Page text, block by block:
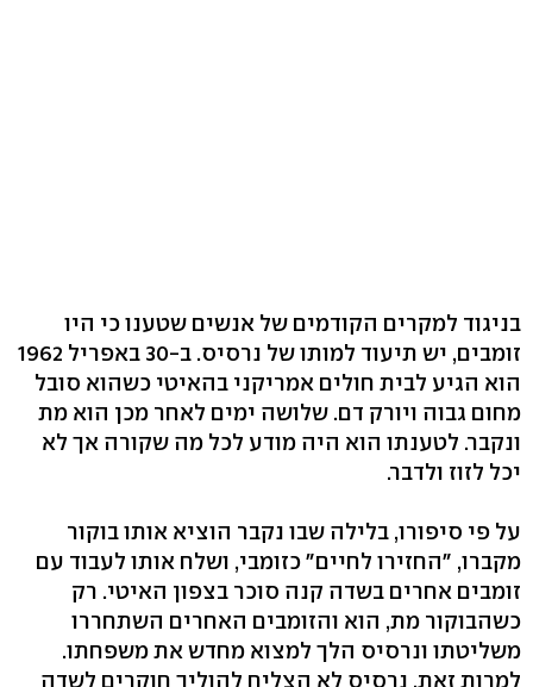
בניגוד למקרים הקודמים של אנשים שטענו כי היו
זומבים, יש תיעוד למותו של נרסיס. ב-30 באפריל 1962
הוא הגיע לבית חולים אמריקני בהאיטי כשהוא סובל
מחום גבוה ויורק דם. שלושה ימים לאחר מכן הוא מת
ונקבר. לטענתו הוא היה מודע לכל מה שקורה אך לא
יכל לזוז ולדבר.
על פי סיפורו, בלילה שבו נקבר הוציא אותו בוקור
מקברו, "החזירו לחיים" כזומבי, ושלח אותו לעבוד עם
זומבים אחרים בשדה קנה סוכר בצפון האיטי. רק
כשהבוקור מת, הוא והזומבים האחרים השתחררו
משליטתו ונרסיס הלך למצוא מחדש את משפחתו.
למרות זאת, נרסיס לא הצליח להוליך חוקרים לשדה